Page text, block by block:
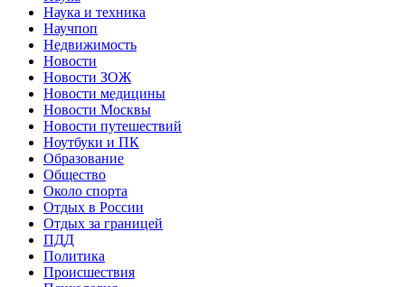
Наука и техника
Научпоп
Недвижимость
Новости
Новости ЗОЖ
Новости медицины
Новости Москвы
Новости путешествий
Ноутбуки и ПК
Образование
Общество
Около спорта
Отдых в России
Отдых за границей
ПДД
Политика
Происшествия